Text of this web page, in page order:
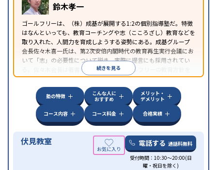
鈴木孝一
ゴールフリーは、（株）成基が展開する1:2の個別指導塾だ。特徴
はなんといっても、教育コーチングや志（こころざし）教育などを
取り入れた、人間力を育成しようする姿勢にある。成基グループ
会長佐々木喜一氏は、第2次安倍内閣時代の教育再生実行会議にお
いて「志」の必要性について説き、実際に提言にも採用されてい
る。佐々木会長は著書も豊富なので、ゴールフリーの教育方針を
知るのに役立つだろう。
続きを見る
塾の特徴
こんな人に
おすすめ
メリット・
デメリット
コース内容
コース料金 合格実績
伏見教室 電話する 通話料無料
受付時間：10:30〜20:00(日
曜・祝日を除く)